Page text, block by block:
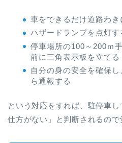
車をできるだけ道路わき
ハザードランプを点灯す
停車場所の100～200ｍ
前に三角表示板を立てる
自分の身の安全を確保
ら通報する
という対応をすれば、駐停車
仕方がない」と判断されるので